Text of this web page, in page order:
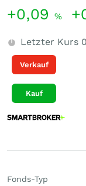
+0,09 %
Letzter Kurs
Verkauf
Kauf
Fonds-Typ